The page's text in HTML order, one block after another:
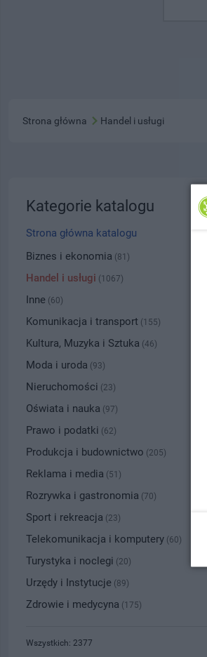
Strona główna Handel i usługi
Kategorie katalogu
Strona główna katalogu
Biznes i ekonomia (81)
Handel i usługi (1067)
Inne (60)
Komunikacja i transport (155)
Kultura, Muzyka i Sztuka (46)
Moda i uroda (93)
Nieruchomości (23)
Oświata i nauka (97)
Prawo i podatki (62)
Produkcja i budownictwo (205)
Reklama i media (51)
Rozrywka i gastronomia (70)
Sport i rekreacja (23)
Telekomunikacja i komputery (60)
Turystyka i noclegi (20)
Urzędy i Instytucje (89)
Zdrowie i medycyna (175)
Wszystkich: 2377